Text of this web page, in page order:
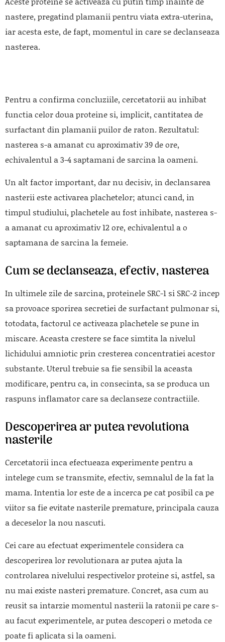
nastere, pregatind plamanii pentru viata extra-uterina,
iar acesta este, de fapt, momentul in care se declanseaza
nasterea.
Pentru a confirma concluziile, cercetatorii au inhibat
functia celor doua proteine si, implicit, cantitatea de
surfactant din plamanii puilor de raton. Rezultatul:
nasterea s-a amanat cu aproximativ 39 de ore,
echivalentul a 3-4 saptamani de sarcina la oameni.
Un alt factor important, dar nu decisiv, in declansarea
nasterii este activarea plachetelor; atunci cand, in
timpul studiului, plachetele au fost inhibate, nasterea s-
a amanat cu aproximativ 12 ore, echivalentul a o
saptamana de sarcina la femeie.
Cum se declanseaza, efectiv, nasterea
In ultimele zile de sarcina, proteinele SRC-1 si SRC-2 incep
sa provoace sporirea secretiei de surfactant pulmonar si,
totodata, factorul ce activeaza plachetele se pune in
miscare. Aceasta crestere se face simtita la nivelul
lichidului amniotic prin cresterea concentratiei acestor
substante. Uterul trebuie sa fie sensibil la aceasta
modificare, pentru ca, in consecinta, sa se produca un
raspuns inflamator care sa declanseze contractiile.
Descoperirea ar putea revolutiona
nasterile
Cercetatorii inca efectueaza experimente pentru a
intelege cum se transmite, efectiv, semnalul de la fat la
mama. Intentia lor este de a incerca pe cat posibil ca pe
viitor sa fie evitate nasterile premature, principala cauza
a deceselor la nou nascuti.
Cei care au efectuat experimentele considera ca
descoperirea lor revolutionara ar putea ajuta la
controlarea nivelului respectivelor proteine si, astfel, sa
nu mai existe nasteri premature. Concret, asa cum au
reusit sa intarzie momentul nasterii la ratonii pe care s-
au facut experimentele, ar putea descoperi o metoda ce
poate fi aplicata si la oameni.